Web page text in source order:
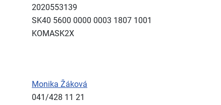
2020553139
SK40 5600 0000 0003 1807 1001
KOMASK2X
Monika Žáková
041/428 11 21